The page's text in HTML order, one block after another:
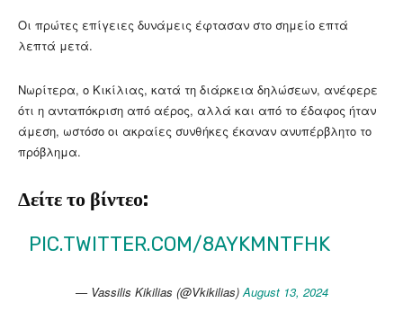
Οι πρώτες επίγειες δυνάμεις έφτασαν στο σημείο επτά
λεπτά μετά.
Νωρίτερα, ο Κικίλιας, κατά τη διάρκεια δηλώσεων, ανέφερε
ότι η ανταπόκριση από αέρος, αλλά και από το έδαφος ήταν
άμεση, ωστόσο οι ακραίες συνθήκες έκαναν ανυπέρβλητο το
πρόβλημα.
Δείτε το βίντεο:
PIC.TWITTER.COM/8AYKMNTFHK
— Vassilis Kikilias (@Vkikilias)August 13, 2024